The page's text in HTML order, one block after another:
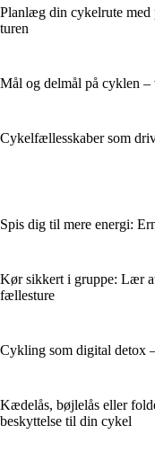
Planlæg din cykelrute med
turen
Mål og delmål på cyklen
Cykelfællesskaber som
Spis dig til mere energi:
Kør sikkert i gruppe: Lær
fællesture
Cykling som digital detox
Kædelås, bøjlelås eller
beskyttelse til din cykel